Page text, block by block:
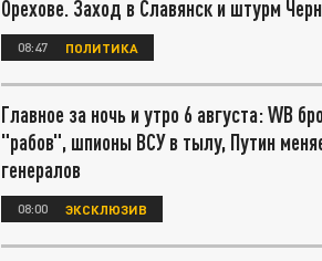
Орехове. Заход в Славянск и штурм
08:47 ПОЛИТИКА
Главное за ночь и утро 6 августа: WB
"рабов", шпионы ВСУ в тылу, Путин
генералов
08:00 ЭКСКЛЮЗИВ